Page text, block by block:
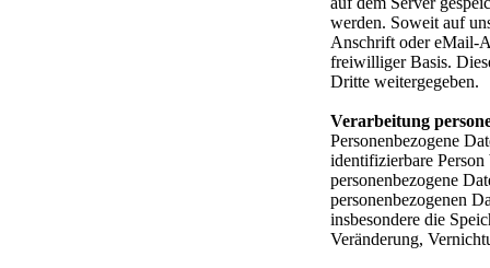
werden. Soweit auf
Anschrift oder eMail-
freiwilliger Basis.
Dritte weitergegeben.
Verarbeitung
Personenbezogene
identifizierbare Person
personenbezogene
personenbezogenen
insbesondere die
Veränderung,